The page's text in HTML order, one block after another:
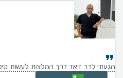
הגעתי לדר זיאד דרך המלצות לעשות